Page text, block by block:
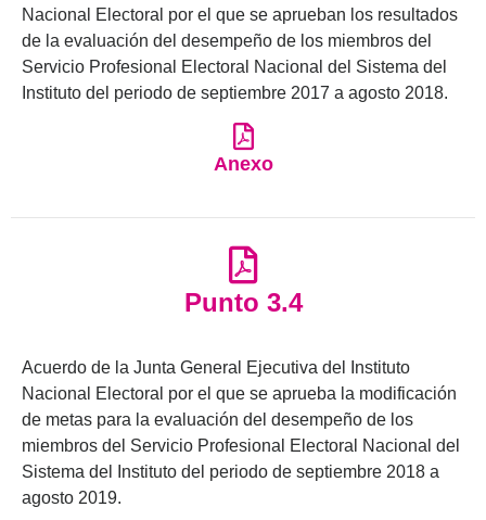
Nacional Electoral por el que se aprueban los resultados
de la evaluación del desempeño de los miembros del
Servicio Profesional Electoral Nacional del Sistema del
Instituto del periodo de septiembre 2017 a agosto 2018.
Anexo
Punto 3.4
Acuerdo de la Junta General Ejecutiva del Instituto
Nacional Electoral por el que se aprueba la modificación
de metas para la evaluación del desempeño de los
miembros del Servicio Profesional Electoral Nacional del
Sistema del Instituto del periodo de septiembre 2018 a
agosto 2019.